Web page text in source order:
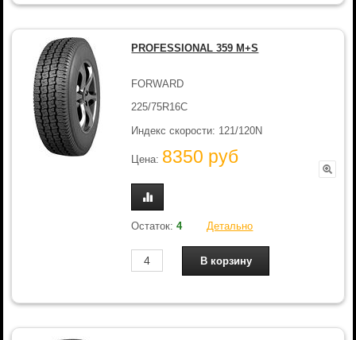
PROFESSIONAL 359 M+S
FORWARD
225/75R16C
Индекс скорости: 121/120N
Цена: 8350 руб
Остаток:4 Детально